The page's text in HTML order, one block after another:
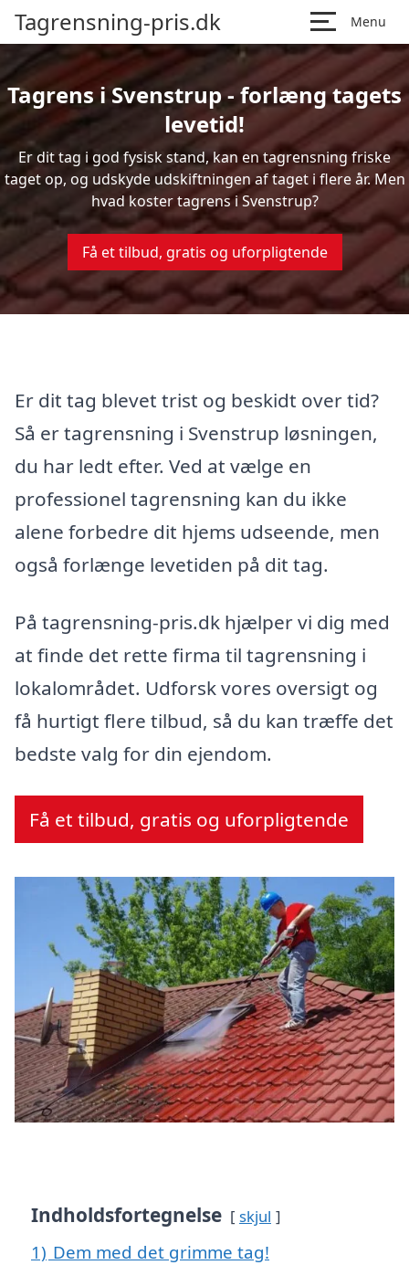
Tagrensning-pris.dk Menu
Tagrens i Svenstrup - forlæng tagets
levetid!
Er dit tag i god fysisk stand, kan en tagrensning friske
taget op, og udskyde udskiftningen af taget i flere år. Men
hvad koster tagrens i Svenstrup?
Få et tilbud, gratis og uforpligtende
Er dit tag blevet trist og beskidt over tid?
Så er tagrensning i Svenstrup løsningen,
du har ledt efter. Ved at vælge en
professionel tagrensning kan du ikke
alene forbedre dit hjems udseende, men
også forlænge levetiden på dit tag.
På tagrensning-pris.dk hjælper vi dig med
at finde det rette firma til tagrensning i
lokalområdet. Udforsk vores oversigt og
få hurtigt flere tilbud, så du kan træffe det
bedste valg for din ejendom.
Få et tilbud, gratis og uforpligtende
Indholdsfortegnelse skjul
1) Dem med det grimme tag!